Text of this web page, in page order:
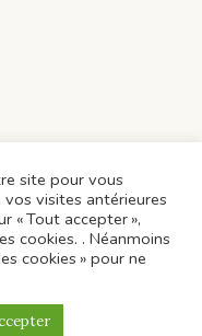
ÉVÈNEMENTS
Mots en toile ©
site pour vous
visites antérieures
« Tout accepter »,
cookies. . Néanmoins
cookies » pour ne